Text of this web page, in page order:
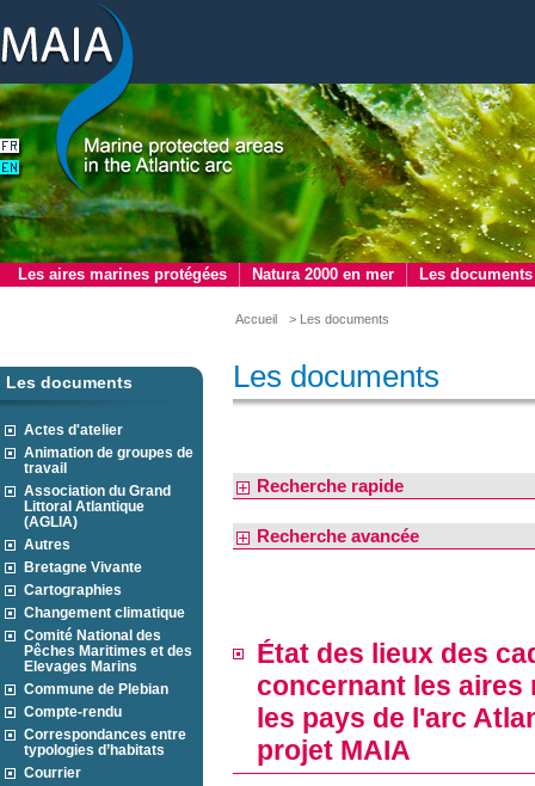
Les aires marines protégées Natura 2000 en mer Les documents
Accueil > Les documents
Les documents
Actes d'atelier
Animation de groupes de
travail
Association du Grand
Littoral Atlantique
(AGLIA)
Autres
Bretagne Vivante
Cartographies
Changement climatique
Comité National des
Pêches Maritimes et des
Elevages Marins
Commune de Plebian
Compte-rendu
Correspondances entre
typologies d’habitats
Courrier
Les documents
Recherche rapide
Recherche avancée
État des lieux des
concernant les aires
les pays de l'arc
projet MAIA